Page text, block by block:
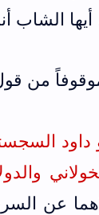
الشاب
من
عن